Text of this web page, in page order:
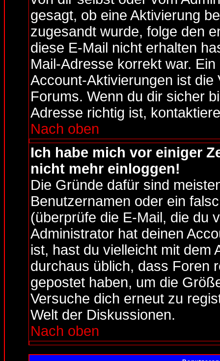
gesagt, ob eine Aktivierung
zugesandt wurde, folge den
diese E-Mail nicht erhalten
Mail-Adresse korrekt war.
Account-Aktivierungen ist
Forums. Wenn du dir sicher
Adresse richtig ist,
Nach oben
Ich habe mich vor einiger
nicht mehr einloggen!
Die Gründe dafür sind
Benutzernamen oder ein
(überprüfe die E-Mail, die du
Administrator hat deinen
ist, hast du vielleicht mit dem
durchaus üblich, dass Foren
gepostet haben, um die
Versuche dich erneut zu
Welt der Diskussionen.
Nach oben